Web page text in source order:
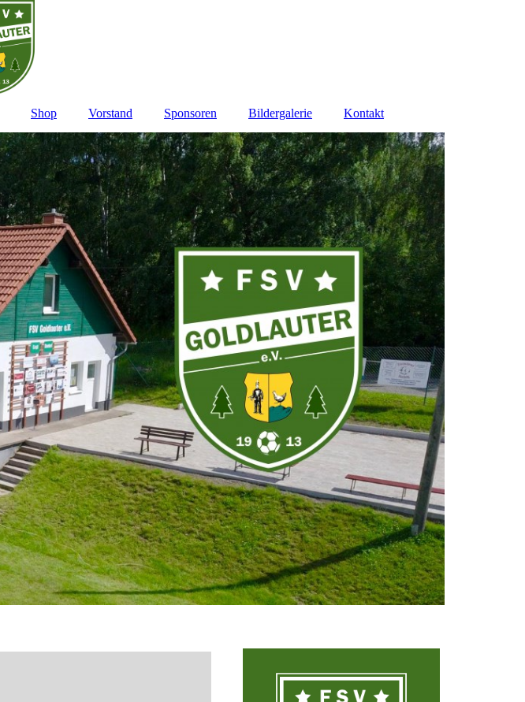
Shop Vorstand Sponsoren Bildergalerie Kontakt